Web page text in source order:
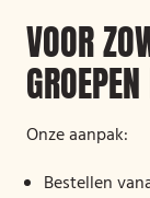
VOOR
Onze aanpak:
Bestellen